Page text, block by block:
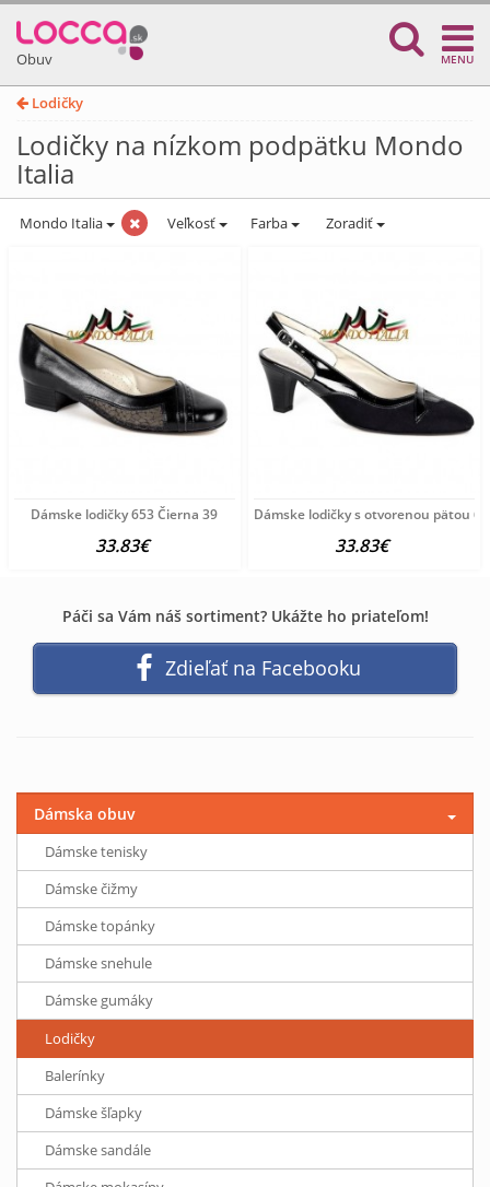
Obuv MENU
Lodičky
Lodičky na nízkom podpätku Mondo
Italia
Mondo Italia Veľkosť Farba Zoradiť
Dámske lodičky 653 Čierna 39
33.83€
Dámske lodičky s otvorenou pätou
33.83€
Páči sa Vám náš sortiment? Ukážte ho priateľom!
Zdieľať na Facebooku
Dámska obuv
Dámske tenisky
Dámske čižmy
Dámske topánky
Dámske snehule
Dámske gumáky
Lodičky
Balerínky
Dámske šľapky
Dámske sandále